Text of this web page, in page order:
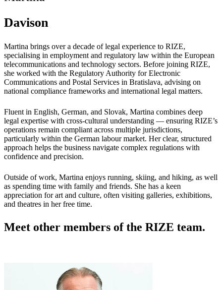
Davison
Martina brings over a decade of legal experience to RIZE,
specialising in employment and regulatory law within the European
telecommunications and technology sectors. Before joining RIZE,
she worked with the Regulatory Authority for Electronic
Communications and Postal Services in Bratislava, advising on
national compliance frameworks and international legal matters.
Fluent in English, German, and Slovak, Martina combines deep
legal expertise with cross-cultural understanding — ensuring RIZE’s
operations remain compliant across multiple jurisdictions,
particularly within the German labour market. Her clear, structured
approach helps the business navigate complex regulations with
confidence and precision.
Outside of work, Martina enjoys running, skiing, and hiking, as well
as spending time with family and friends. She has a keen
appreciation for art and culture, often visiting galleries, exhibitions,
and theatres in her free time.
Meet other members of the RIZE team.